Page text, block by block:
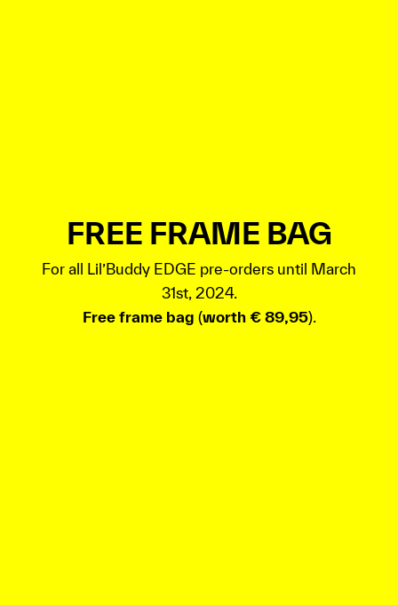
FREE FRAME BAG
For all Lil’Buddy EDGE pre-orders until March
31st, 2024.
Free frame bag (worth € 89,95).